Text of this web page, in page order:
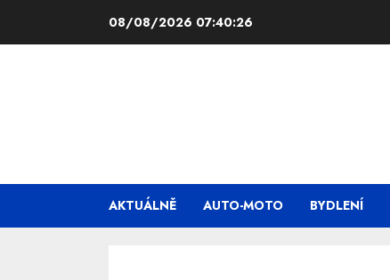
08/08/2026 07:40:26
AKTUÁLNĚ AUTO-MOTO BYDLENÍ